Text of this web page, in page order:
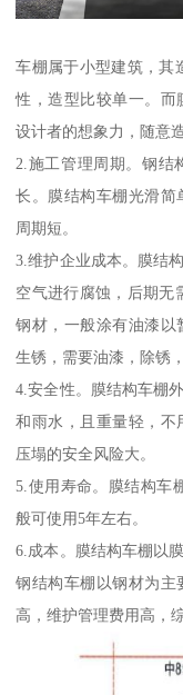
车棚属于小型建筑，其
性，造型比较单一。而
设计者的想象力，随意造
2.施工管理周期。钢结
长。膜结构车棚光滑简
周期短。
3.维护企业成本。膜结
空气进行腐蚀，后期无
钢材，一般涂有油漆以
生锈，需要油漆，除锈
4.安全性。膜结构车棚
和雨水，且重量轻，不
压塌的安全风险大。
5.使用寿命。膜结构车
般可使用5年左右。
6.成本。膜结构车棚以
钢结构车棚以钢材为主
高，维护管理费用高，